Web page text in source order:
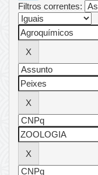
Filtros correntes: